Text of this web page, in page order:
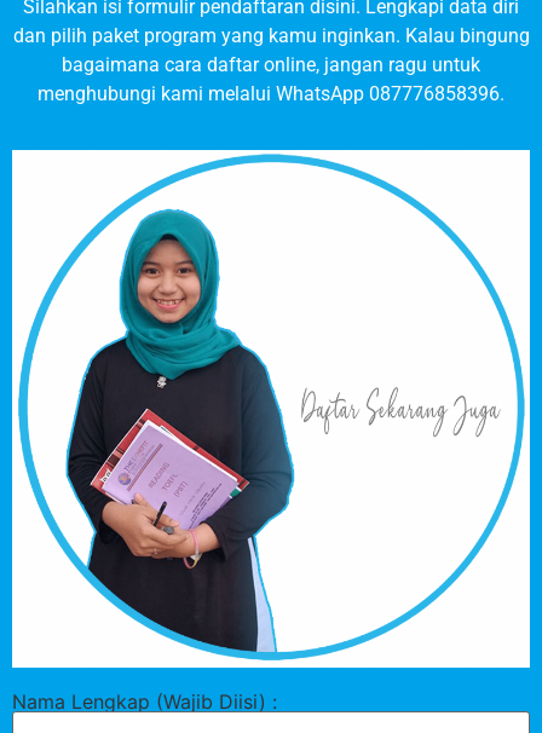
Silahkan isi formulir pendaftaran disini. Lengkapi data diri
dan pilih paket program yang kamu inginkan. Kalau bingung
bagaimana cara daftar online, jangan ragu untuk
menghubungi kami melalui WhatsApp 087776858396.
Nama Lengkap (Wajib Diisi) :